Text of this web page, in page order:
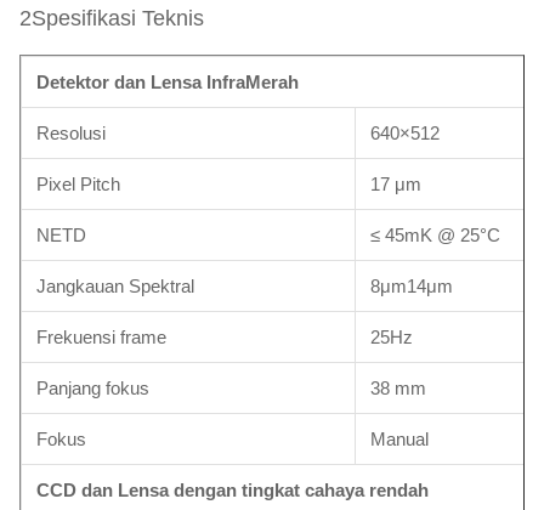
2Spesifikasi Teknis
Detektor dan Lensa InfraMerah
Resolusi 640×512
Pixel Pitch 17 μm
NETD ≤ 45mK @ 25°C
Jangkauan Spektral 8μm14μm
Frekuensi frame 25Hz
Panjang fokus 38 mm
Fokus Manual
CCD dan Lensa dengan tingkat cahaya rendah